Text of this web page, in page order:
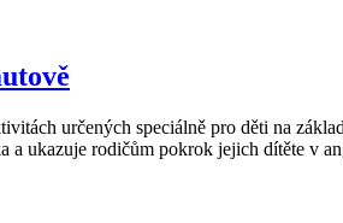
určených speciálně pro děti na
a ukazuje rodičům pokrok jejich dítěte v